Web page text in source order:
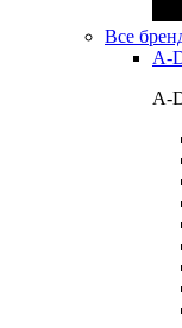
Все
A-
A-